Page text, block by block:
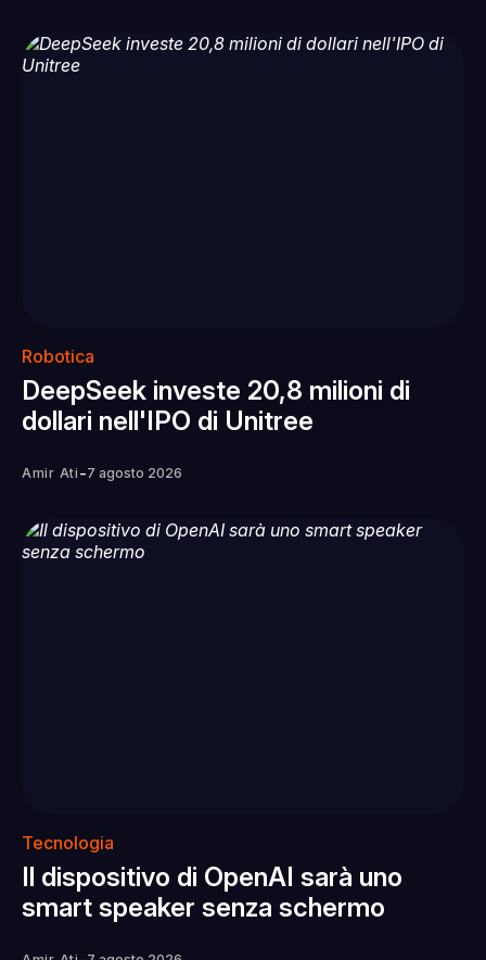
Robotica
DeepSeek investe 20,8 milioni di
dollari nell'IPO di Unitree
Amir Ati -7 agosto 2026
Tecnologia
Il dispositivo di OpenAI sarà uno
smart speaker senza schermo